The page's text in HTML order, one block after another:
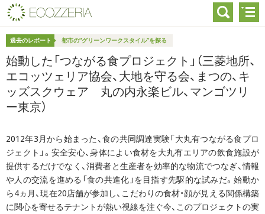
過去のレポート 都市の“グリーンワークスタイル”を探る
始動した「つながる食プロジェクト」（三菱地所、
エコッツェリア協会、大地を守る会、まつの、キ
ッズスクウェア 丸の内永楽ビル、マンゴツリ
ー東京）
2012年3月から始まった、食の共同調達実験「大丸有つながる食プロ
ジェクト」。安全安心、身体によい食材を大丸有エリアの飲食施設が
提供するだけでなく、消費者と生産者を効率的な物流でつなぎ、情報
や人の交流を進める「食の共進化」を目指す先駆的な試みだ。始動か
ら4ヵ月、現在20店舗が参加し、こだわりの食材・顔が見える関係構築
に関心を寄せるテナントが熱い視線を注ぐ今、このプロジェクトの実